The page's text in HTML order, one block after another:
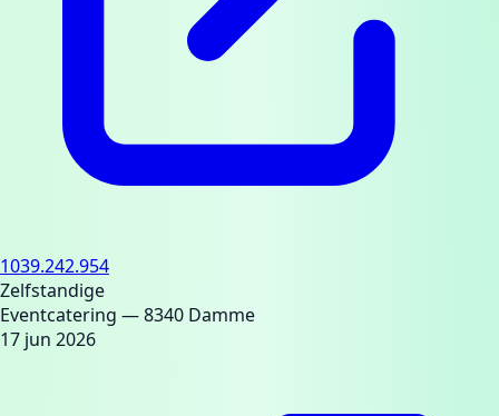
1039.242.954
Zelfstandige
Eventcatering — 8340 Damme
17 jun 2026